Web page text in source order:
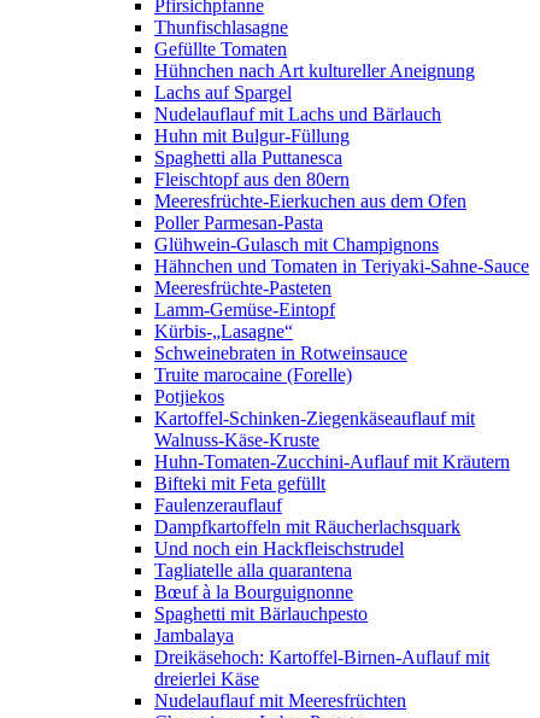
Pfirsichpfanne
Thunfischlasagne
Gefüllte Tomaten
Hühnchen nach Art kultureller Aneignung
Lachs auf Spargel
Nudelauflauf mit Lachs und Bärlauch
Huhn mit Bulgur-Füllung
Spaghetti alla Puttanesca
Fleischtopf aus den 80ern
Meeresfrüchte-Eierkuchen aus dem Ofen
Poller Parmesan-Pasta
Glühwein-Gulasch mit Champignons
Hähnchen und Tomaten in Teriyaki-Sahne-Sauce
Meeresfrüchte-Pasteten
Lamm-Gemüse-Eintopf
Kürbis-„Lasagne“
Schweinebraten in Rotweinsauce
Truite marocaine (Forelle)
Potjiekos
Kartoffel-Schinken-Ziegenkäseauflauf mit
Walnuss-Käse-Kruste
Huhn-Tomaten-Zucchini-Auflauf mit Kräutern
Bifteki mit Feta gefüllt
Faulenzerauflauf
Dampfkartoffeln mit Räucherlachsquark
Und noch ein Hackfleischstrudel
Tagliatelle alla quarantena
Bœuf à la Bourguignonne
Spaghetti mit Bärlauchpesto
Jambalaya
Dreikäsehoch: Kartoffel-Birnen-Auflauf mit
dreierlei Käse
Nudelauflauf mit Meeresfrüchten